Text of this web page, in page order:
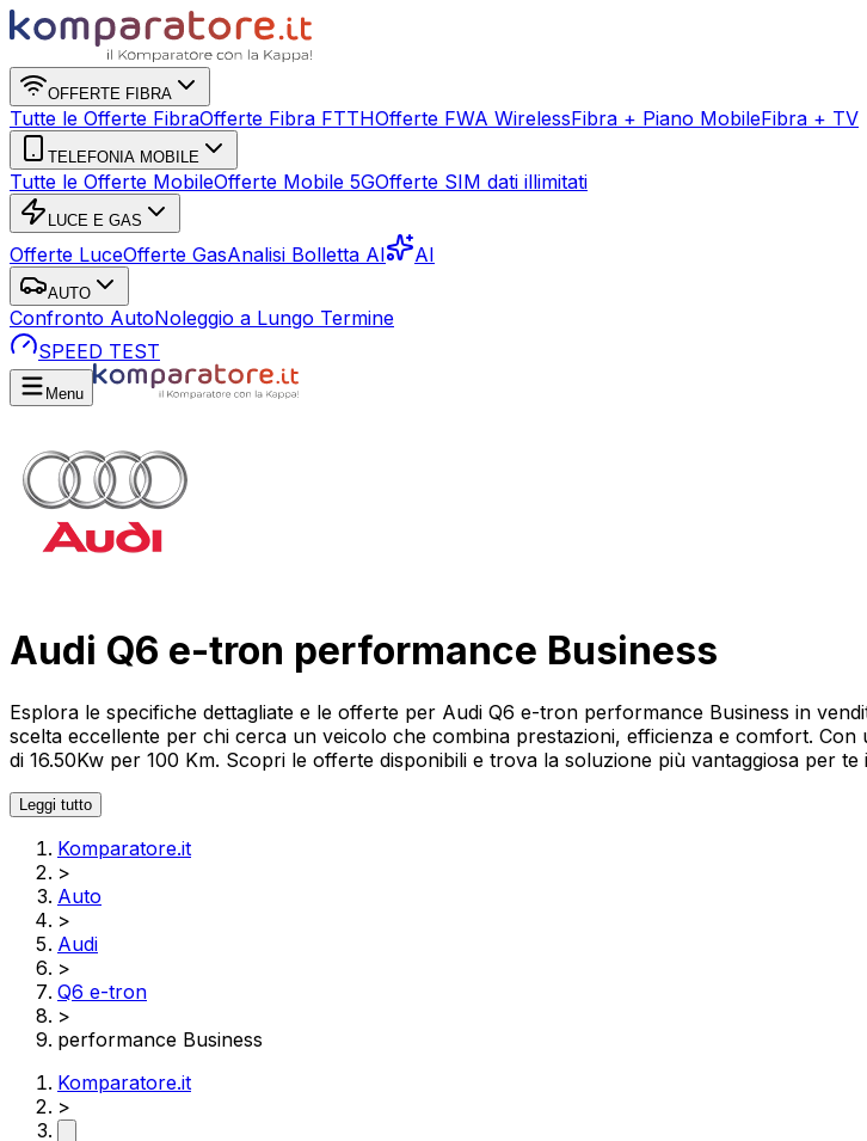
OFFERTE FIBRA
Tutte le Offerte FibraOfferte Fibra FTTHOfferte FWA WirelessFibra + Piano MobileFibra + TV
TELEFONIA MOBILE
Tutte le Offerte MobileOfferte Mobile 5GOfferte SIM dati illimitati
LUCE E GAS
Offerte LuceOfferte GasAnalisi Bolletta AI AI
AUTO
Confronto AutoNoleggio a Lungo Termine
SPEED TEST
Menu
Audi Q6 e-tron performance Business
Esplora le specifiche dettagliate e le offerte per Audi Q6 e-tron performance Business in
scelta eccellente per chi cerca un veicolo che combina prestazioni, efficienza e comfort.
di 16.50Kw per 100 Km. Scopri le offerte disponibili e trova la soluzione più vantaggiosa per
Leggi tutto
Komparatore.it
>
Auto
>
Audi
>
Q6 e-tron
>
performance Business
Komparatore.it
>